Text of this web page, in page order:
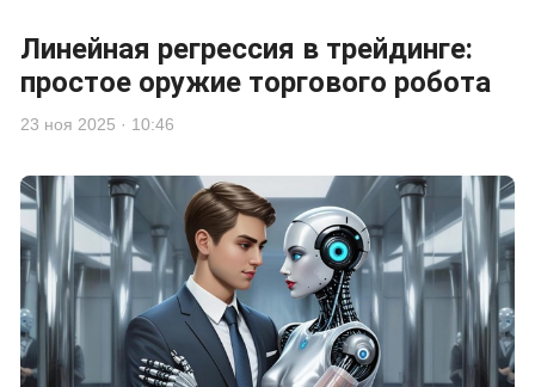
Линейная регрессия в трейдинге:
простое оружие торгового робота
23 ноя 2025 · 10:46